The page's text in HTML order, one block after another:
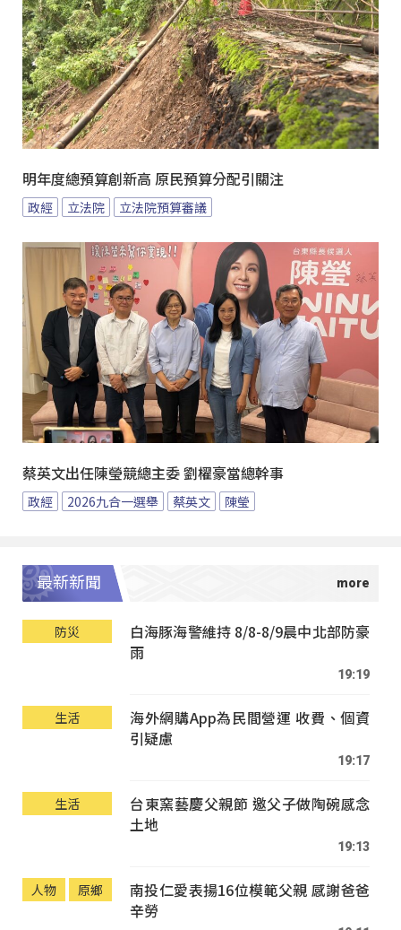
明年度總預算創新高 原民預算分配引關注
政經 立法院 立法院預算審議
蔡英文出任陳瑩競總主委 劉櫂豪當總幹事
政經 2026九合一選舉 蔡英文 陳瑩
最新新聞
防災
白海豚海警維持 8/8-8/9晨中北部防豪
雨
19:19
生活
海外網購App為民間營運 收費、個資
引疑慮
19:17
生活
台東窯藝慶父親節 邀父子做陶碗感念
土地
19:13
人物 原鄉
南投仁愛表揚16位模範父親 感謝爸爸
辛勞